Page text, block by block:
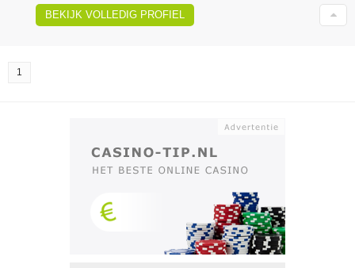
BEKIJK VOLLEDIG PROFIEL
1